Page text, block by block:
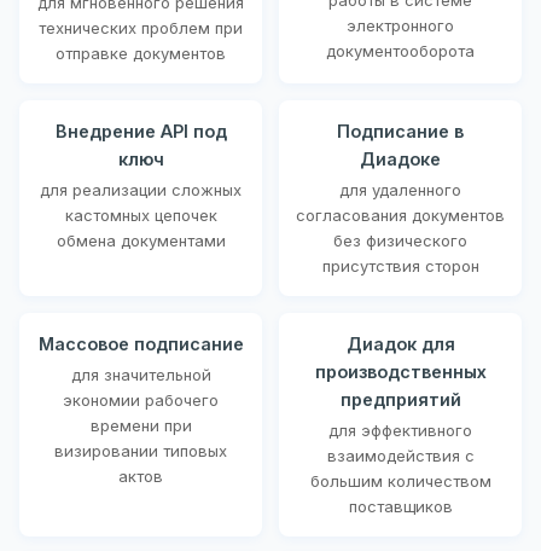
технических проблем при
отправке документов
электронного
документооборота
Внедрение API под
ключ
для реализации сложных
кастомных цепочек
обмена документами
Подписание в
Диадоке
для удаленного
согласования документов
без физического
присутствия сторон
Массовое подписание
для значительной
экономии рабочего
времени при
визировании типовых
актов
Диадок для
производственных
предприятий
для эффективного
взаимодействия с
большим количеством
поставщиков